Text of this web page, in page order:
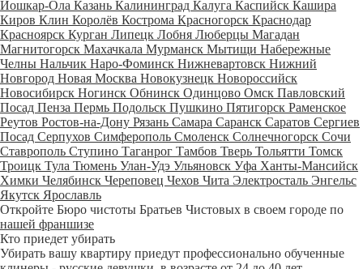
Йошкар-Ола Казань Калининград Калуга Каспийск Кашира
Киров Клин Королёв Кострома Красногорск Краснодар
Красноярск Курган Липецк Лобня Люберцы Магадан
Магнитогорск Махачкала Мурманск Мытищи Набережные
Челны Нальчик Наро-Фоминск Нижневартовск Нижний
Новгород Новая Москва Новокузнецк Новороссийск
Новосибирск Ногинск Обнинск Одинцово Омск Павловский
Посад Пенза Пермь Подольск Пушкино Пятигорск Раменское
Реутов Ростов-на-Дону Рязань Самара Саранск Саратов Сергиев
Посад Серпухов Симферополь Смоленск Солнечногорск Сочи
Ставрополь Ступино Таганрог Тамбов Тверь Тольятти Томск
Троицк Тула Тюмень Улан-Удэ Ульяновск Уфа Ханты-Мансийск
Химки Челябинск Череповец Чехов Чита Электросталь Энгельс
Якутск Ярославль
Откройте Бюро чистоты Братьев Чистовых в своем городе по
нашей франшизе
Кто приедет убирать
Убирать вашу квартиру приедут профессионально обученные